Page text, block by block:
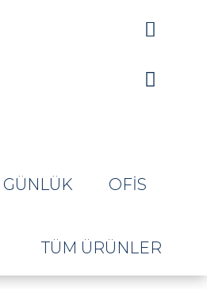


GÜNLÜK OFIS
TÜM ÜRÜNLER